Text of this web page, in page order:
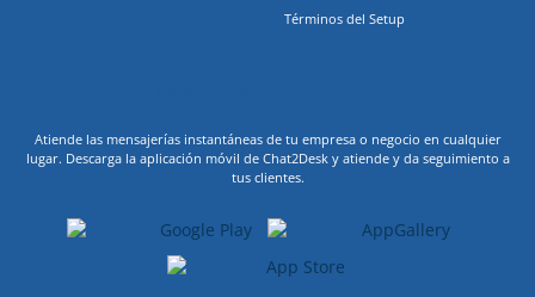
Términos del Setup
Atiende las mensajerías instantáneas de tu empresa o negocio en cualquier
lugar. Descarga la aplicación móvil de Chat2Desk y atiende y da seguimiento a
tus clientes.